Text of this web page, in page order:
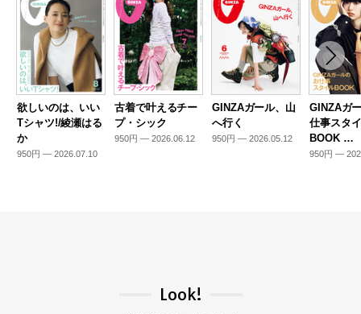
欲しいのは、いい
Tシャツ!/綾瀬はる
か
950円 — 2026.07.10
古着で叶えるチー
プ・シック
950円 — 2026.06.12
GINZAガール、山
へ行く
950円 — 2026.05.12
GINZAガ
仕事スタ
BOOK …
950円 —
Look!